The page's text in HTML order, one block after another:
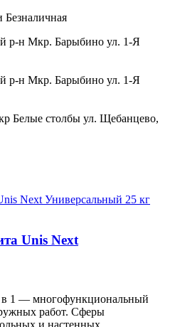
Безналичная
р-н Мкр. Барыбино ул. 1-Я
р-н Мкр. Барыбино ул. 1-Я
Белые столбы ул. Щебанцево,
Unis Next
1 — многофункциональный
работ. Сферы
и настенных